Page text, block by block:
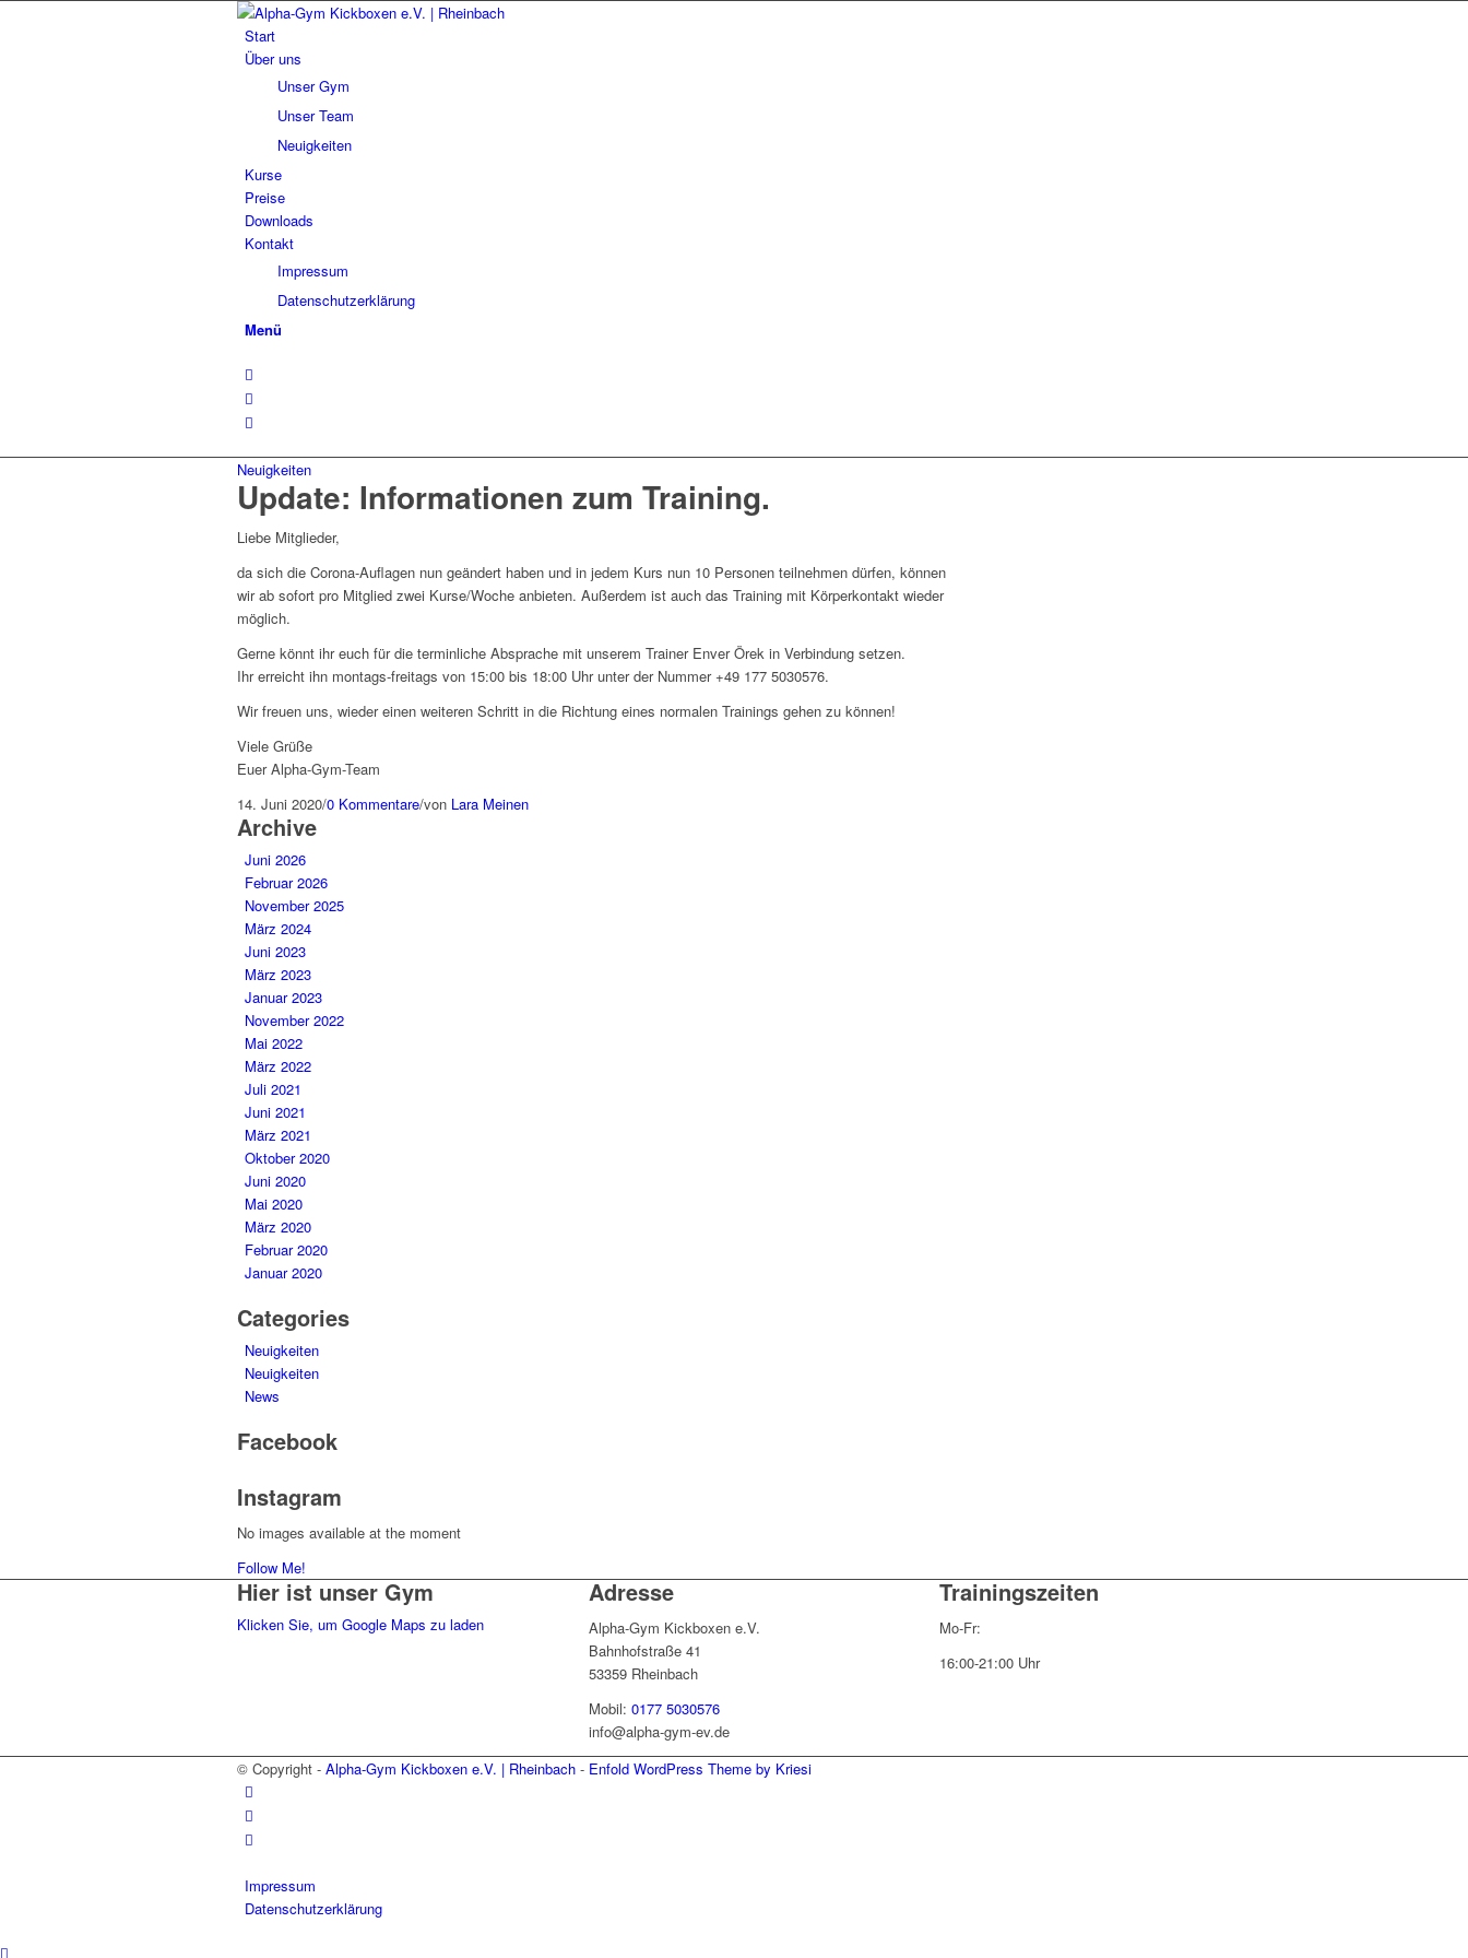
Start
Über uns
Unser Gym
Unser Team
Neuigkeiten
Kurse
Preise
Downloads
Kontakt
Impressum
Datenschutzerklärung
Menü
Neuigkeiten
Update: Informationen zum Training.
Liebe Mitglieder,
da sich die Corona-Auflagen nun geändert haben und in jedem Kurs nun 10 Personen teilnehmen dürfen, können
wir ab sofort pro Mitglied zwei Kurse/Woche anbieten. Außerdem ist auch das Training mit Körperkontakt wieder
möglich.
Gerne könnt ihr euch für die terminliche Absprache mit unserem Trainer Enver Örek in Verbindung setzen.
Ihr erreicht ihn montags-freitags von 15:00 bis 18:00 Uhr unter der Nummer +49 177 5030576.
Wir freuen uns, wieder einen weiteren Schritt in die Richtung eines normalen Trainings gehen zu können!
Viele Grüße
Euer Alpha-Gym-Team
14. Juni 2020/0 Kommentare/von Lara Meinen
Archive
Juni 2026
Februar 2026
November 2025
März 2024
Juni 2023
März 2023
Januar 2023
November 2022
Mai 2022
März 2022
Juli 2021
Juni 2021
März 2021
Oktober 2020
Juni 2020
Mai 2020
März 2020
Februar 2020
Januar 2020
Categories
Neuigkeiten
Neuigkeiten
News
Facebook
Instagram
No images available at the moment
Follow Me!
Hier ist unser Gym
Klicken Sie, um Google Maps zu laden
Adresse
Alpha-Gym Kickboxen e.V.
Bahnhofstraße 41
53359 Rheinbach
Mobil: 0177 5030576
info@alpha-gym-ev.de
Trainingszeiten
Mo-Fr:
16:00-21:00 Uhr
© Copyright - Alpha-Gym Kickboxen e.V. | Rheinbach - Enfold WordPress Theme by Kriesi
Impressum
Datenschutzerklärung